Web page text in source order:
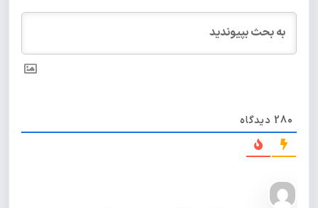
280 دیدگاه